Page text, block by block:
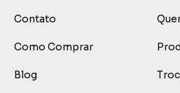
Contato
Como Comprar
Blog